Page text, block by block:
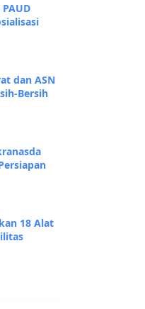
dan ASN
Bersih
18 Alat